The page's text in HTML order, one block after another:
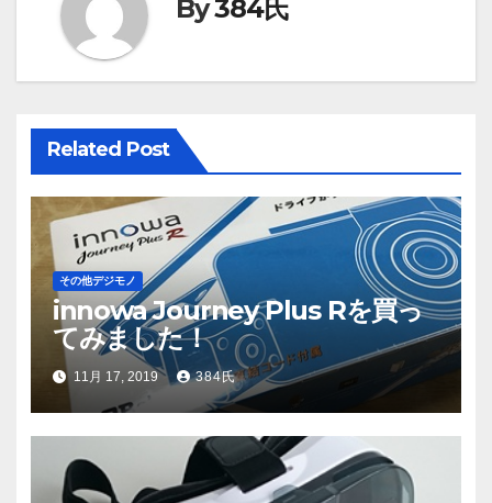
ゲ
ー
ョ
ン
By384氏
Related Post
その他デジモノ
innowa Journey Plus Rを買っ
てみました！
11月 17, 2019 384氏